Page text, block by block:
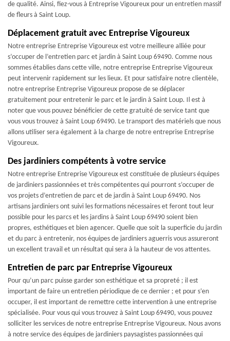
de qualité. Ainsi, fiez-vous à Entreprise Vigoureux pour un entretien massif
de fleurs à Saint Loup.
Déplacement gratuit avec Entreprise Vigoureux
Notre entreprise Entreprise Vigoureux est votre meilleure alliée pour
s’occuper de l’entretien parc et jardin à Saint Loup 69490. Comme nous
sommes établies dans cette ville, notre entreprise Entreprise Vigoureux
peut intervenir rapidement sur les lieux. Et pour satisfaire notre clientèle,
notre entreprise Entreprise Vigoureux propose de se déplacer
gratuitement pour entretenir le parc et le jardin à Saint Loup. Il est à
noter que vous pouvez bénéficier de cette gratuité de service tant que
vous vous trouvez à Saint Loup 69490. Le transport des matériels que nous
allons utiliser sera également à la charge de notre entreprise Entreprise
Vigoureux.
Des jardiniers compétents à votre service
Notre entreprise Entreprise Vigoureux est constituée de plusieurs équipes
de jardiniers passionnées et très compétentes qui pourront s’occuper de
vos projets d’entretien de parc et de jardin à Saint Loup 69490. Nos
artisans jardiniers ont suivi les formations nécessaires et feront tout leur
possible pour les parcs et les jardins à Saint Loup 69490 soient bien
propres, esthétiques et bien agencer. Quelle que soit la superficie du jardin
et du parc à entretenir, nos équipes de jardiniers aguerris vous assureront
un excellent travail et un résultat qui sera à la hauteur de vos attentes.
Entretien de parc par Entreprise Vigoureux
Pour qu’un parc puisse garder son esthétique et sa propreté ; il est
important de faire un entretien périodique de ce dernier ; et pour s’en
occuper, il est important de remettre cette intervention à une entreprise
spécialisée. Pour vous qui vous trouvez à Saint Loup 69490, vous pouvez
solliciter les services de notre entreprise Entreprise Vigoureux. Nous avons
à notre service des équipes de jardiniers paysagistes passionnées qui